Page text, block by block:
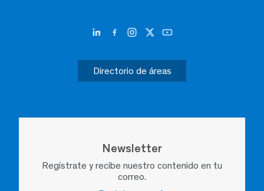
Directorio de áreas
Newsletter
Regístrate y recibe nuestro contenido en tu
correo.